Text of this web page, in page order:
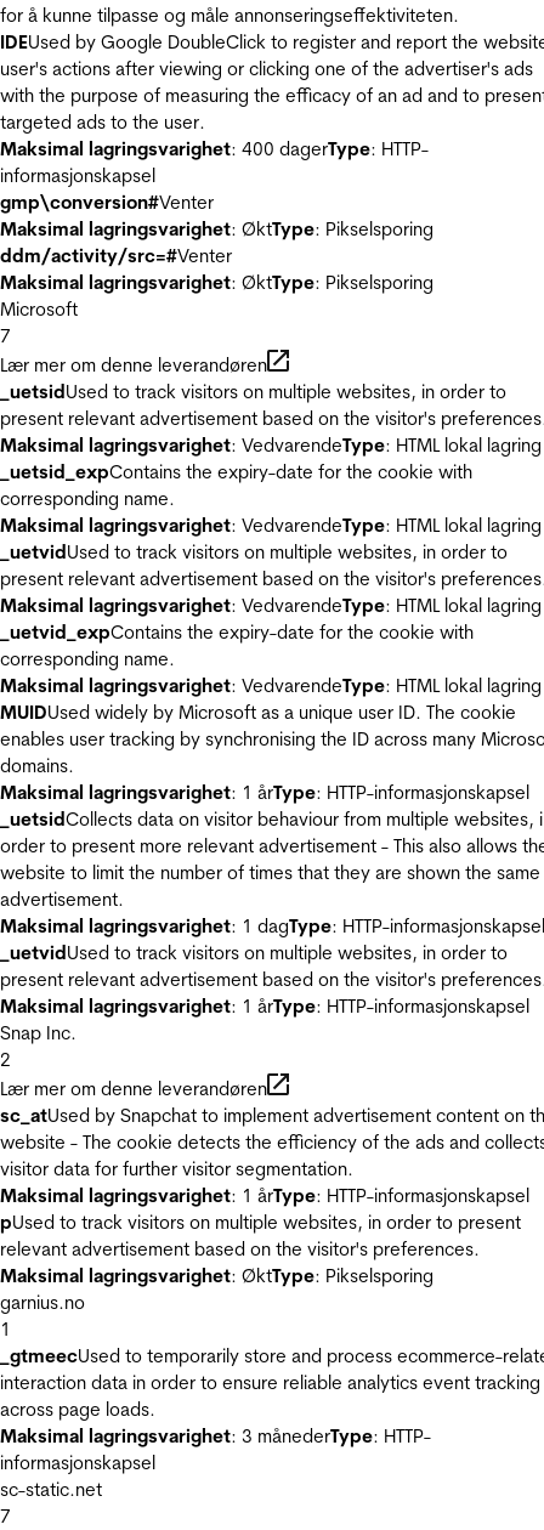
for å kunne tilpasse og måle annonseringseffektiviteten.
IDEUsed by Google DoubleClick to register and report the
user's actions after viewing or clicking one of the advertiser's ads
with the purpose of measuring the efficacy of an ad and to
targeted ads to the user.
Maksimal lagringsvarighet: 400 dagerType: HTTP-
informasjonskapsel
gmp\conversion#Venter
Maksimal lagringsvarighet: ØktType: Pikselsporing
ddm/activity/src=#Venter
Maksimal lagringsvarighet: ØktType: Pikselsporing
Microsoft
7
Lær mer om denne leverandøren
_uetsidUsed to track visitors on multiple websites, in order to
present relevant advertisement based on the visitor's
Maksimal lagringsvarighet: VedvarendeType: HTML lokal lagring
_uetsid_expContains the expiry-date for the cookie with
corresponding name.
Maksimal lagringsvarighet: VedvarendeType: HTML lokal lagring
_uetvidUsed to track visitors on multiple websites, in order to
present relevant advertisement based on the visitor's
Maksimal lagringsvarighet: VedvarendeType: HTML lokal lagring
_uetvid_expContains the expiry-date for the cookie with
corresponding name.
Maksimal lagringsvarighet: VedvarendeType: HTML lokal lagring
MUIDUsed widely by Microsoft as a unique user ID. The cookie
enables user tracking by synchronising the ID across many
domains.
Maksimal lagringsvarighet: 1 årType: HTTP-informasjonskapsel
_uetsidCollects data on visitor behaviour from multiple websites,
order to present more relevant advertisement - This also allows
website to limit the number of times that they are shown the same
advertisement.
Maksimal lagringsvarighet: 1 dagType: HTTP-informasjonskapsel
_uetvidUsed to track visitors on multiple websites, in order to
present relevant advertisement based on the visitor's
Maksimal lagringsvarighet: 1 årType: HTTP-informasjonskapsel
Snap Inc.
2
Lær mer om denne leverandøren
sc_atUsed by Snapchat to implement advertisement content on
website - The cookie detects the efficiency of the ads and
visitor data for further visitor segmentation.
Maksimal lagringsvarighet: 1 årType: HTTP-informasjonskapsel
pUsed to track visitors on multiple websites, in order to present
relevant advertisement based on the visitor's preferences.
Maksimal lagringsvarighet: ØktType: Pikselsporing
garnius.no
1
_gtmeecUsed to temporarily store and process ecommerce-
interaction data in order to ensure reliable analytics event tracking
across page loads.
Maksimal lagringsvarighet: 3 månederType: HTTP-
informasjonskapsel
sc-static.net
7